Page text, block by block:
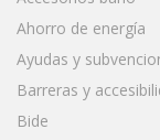
Ahorro de energía
Ayudas y
Barreras y
Bide